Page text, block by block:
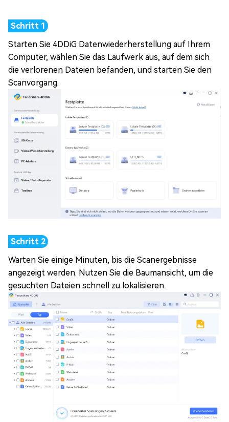
Starten Sie 4DDiG Datenwiederherstellung auf Ihrem
Computer, wählen Sie das Laufwerk aus, auf dem sich
die verlorenen Dateien befanden, und starten Sie den
Scanvorgang.
Warten Sie einige Minuten, bis die Scanergebnisse
angezeigt werden. Nutzen Sie die Baumansicht, um die
gesuchten Dateien schnell zu lokalisieren.